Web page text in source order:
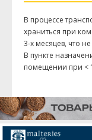
В процессе
храниться при
3-х месяцев, что
В пункте
помещении при <